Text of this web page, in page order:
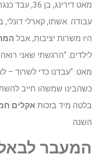
מאט דירינג,
היו משרות יציבות, אבל
לילדים. “הרגשתי שאני
מאט. “עבדנו כדי לשרוד –
כשהבינו שמשהו חייב
בלטה מיד בזכות אקלים
השנה.
המעבר